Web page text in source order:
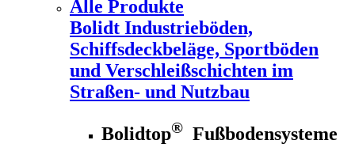
Alle Produkte
Bolidt Industrieböden,
Schiffsdeckbeläge, Sportböden
und Verschleißschichten im
Straßen- und Nutzbau
Bolidtop® Fußbodensysteme